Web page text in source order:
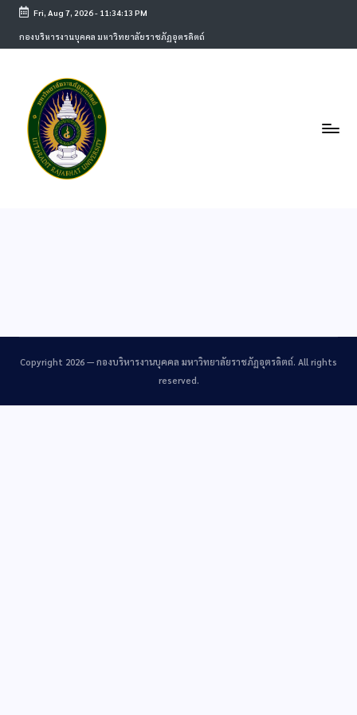
Fri, Aug 7, 2026- 11:34:13 PM
กองบริหารงานบุคคล มหาวิทยาลัยราชภัฏอุตรดิตถ์
Copyright 2026 — กองบริหารงานบุคคล มหาวิทยาลัยราชภัฏอุตรดิตถ์. All rights
reserved.